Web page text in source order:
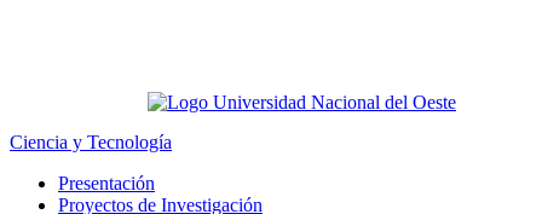
Ciencia y Tecnología
Presentación
Proyectos de Investigación